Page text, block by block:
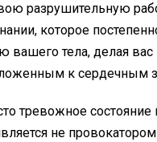
разрушительную
которое
вашего тела, делая вас
к сердечным
тревожное состояние
не